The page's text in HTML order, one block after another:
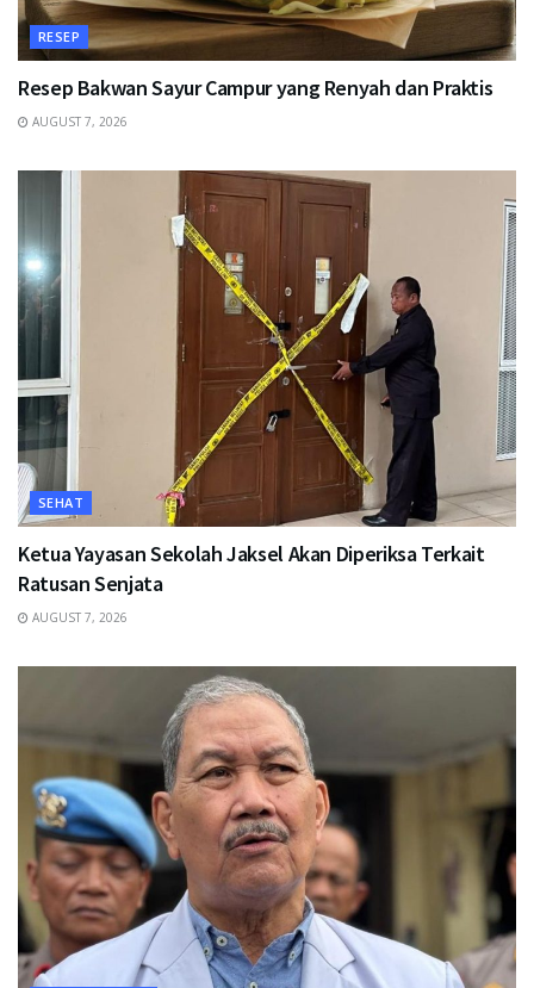
RESEP
Resep Bakwan Sayur Campur yang Renyah dan Praktis
AUGUST 7, 2026
SEHAT
Ketua Yayasan Sekolah Jaksel Akan Diperiksa Terkait
Ratusan Senjata
AUGUST 7, 2026